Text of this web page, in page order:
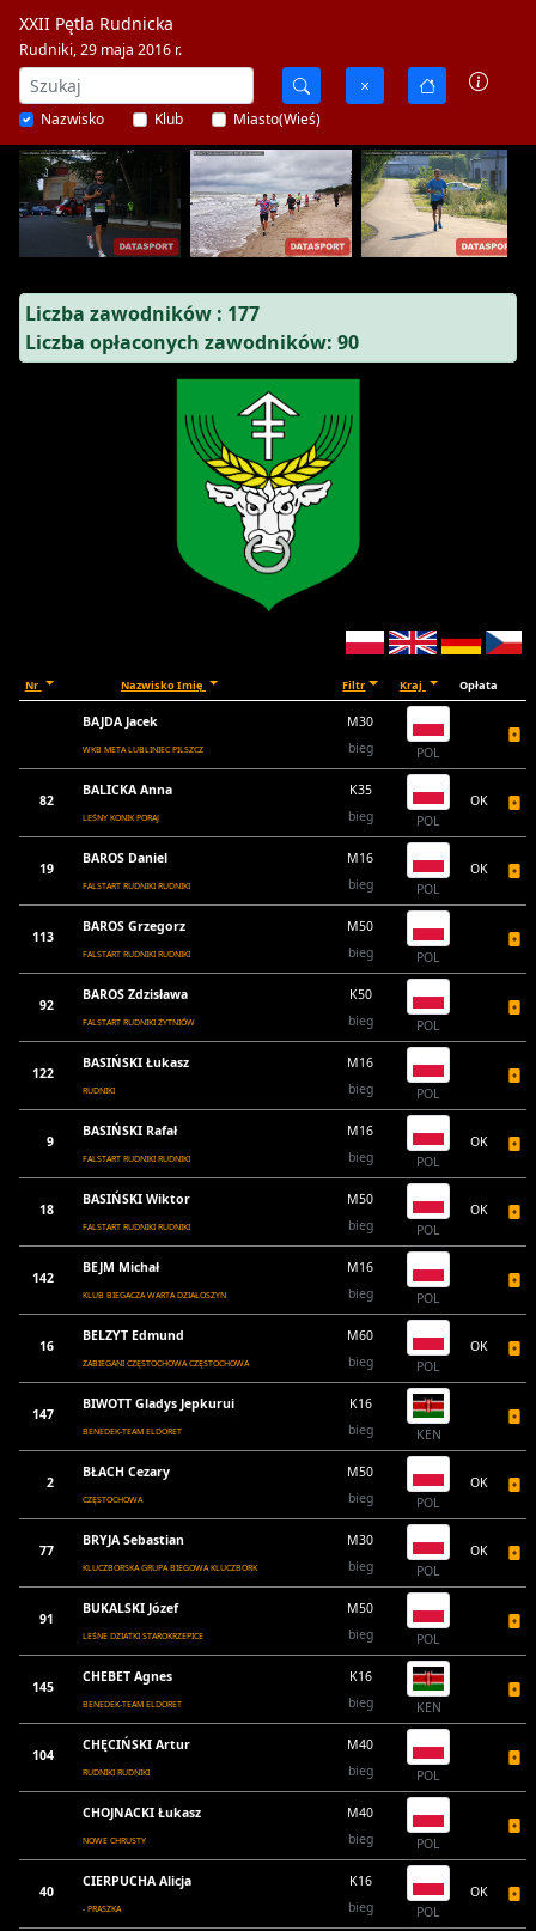
XXII Pętla Rudnicka
Rudniki, 29 maja 2016 r.
Nazwisko Klub Miasto(Wieś)
Liczba zawodników : 177
Liczba opłaconych zawodników: 90
Nr Nazwisko Imię Filtr Kraj Opłata
BAJDA Jacek
WKB META LUBLINIEC PILSZCZ
M30
bieg
POL
82
BALICKA Anna
LEŚNY KONIK PORAJ
K35
bieg
POL
OK
19
BAROS Daniel
FALSTART RUDNIKI RUDNIKI
M16
bieg
POL
OK
113
BAROS Grzegorz
FALSTART RUDNIKI RUDNIKI
M50
bieg
POL
92
BAROS Zdzisława
FALSTART RUDNIKI ŻYTNIÓW
K50
bieg
POL
122
BASIŃSKI Łukasz
RUDNIKI
M16
bieg
POL
9
BASIŃSKI Rafał
FALSTART RUDNIKI RUDNIKI
M16
bieg
POL
OK
18
BASIŃSKI Wiktor
FALSTART RUDNIKI RUDNIKI
M50
bieg
POL
OK
142
BEJM Michał
KLUB BIEGACZA WARTA DZIAŁOSZYN
M16
bieg
POL
16
BELZYT Edmund
ZABIEGANI CZĘSTOCHOWA CZĘSTOCHOWA
M60
bieg
POL
OK
147
BIWOTT Gladys Jepkurui
BENEDEK-TEAM ELDORET
K16
bieg
KEN
2
BŁACH Cezary
CZĘSTOCHOWA
M50
bieg
POL
OK
77
BRYJA Sebastian
KLUCZBORSKA GRUPA BIEGOWA KLUCZBORK
M30
bieg
POL
OK
91
BUKALSKI Józef
LEŚNE DZIATKI STAROKRZEPICE
M50
bieg
POL
145
CHEBET Agnes
BENEDEK-TEAM ELDORET
K16
bieg
KEN
104
CHĘCIŃSKI Artur
RUDNIKI RUDNIKI
M40
bieg
POL
CHOJNACKI Łukasz
NOWE CHRUSTY
M40
bieg
POL
40
CIERPUCHA Alicja
- PRASZKA
K16
bieg
POL
OK